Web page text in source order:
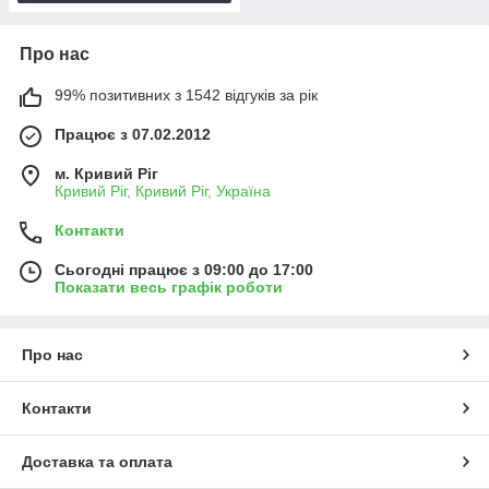
Про нас
99% позитивних з 1542 відгуків за рік
Працює з 07.02.2012
м. Кривий Ріг
Кривий Ріг, Кривий Ріг, Україна
Контакти
Сьогодні працює з 09:00 до 17:00
Показати весь графік роботи
Про нас
Контакти
Доставка та оплата